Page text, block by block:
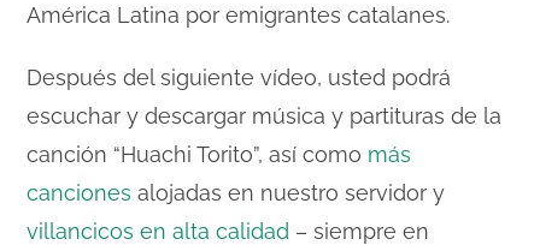
d
e
o
América Latina por emigrantes catalanes.
Después del siguiente vídeo, usted podrá
escuchar y descargar música y partituras de la
canción “Huachi Torito”, así como más
canciones alojadas en nuestro servidor y
villancicos en alta calidad – siempre en